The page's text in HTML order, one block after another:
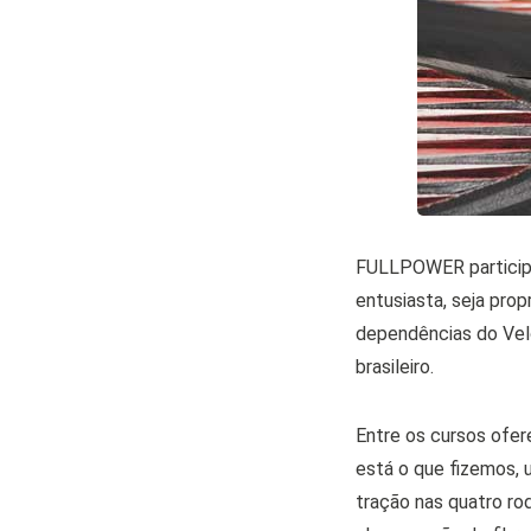
FULLPOWER
entusiasta, seja
dependências do
brasileiro.
Entre os cursos
está o que fizemos,
tração nas quatro